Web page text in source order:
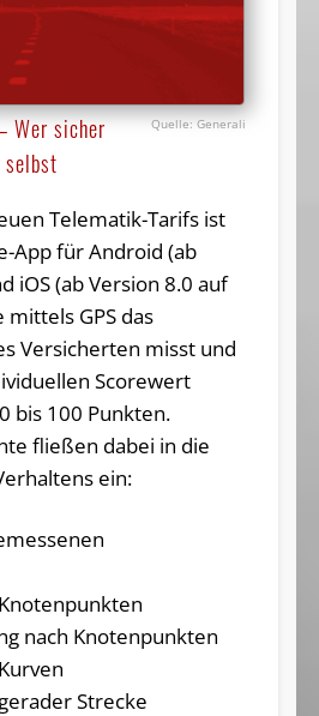
Generali
Wer sicher
Telematik-Tarifs ist
App für Android (ab
iOS (ab Version 8.0 auf
mittels GPS das
Versicherten misst und
Scorewert
bis 100 Punkten.
fließen dabei in die
ein:
nach Knotenpunkten
Strecke